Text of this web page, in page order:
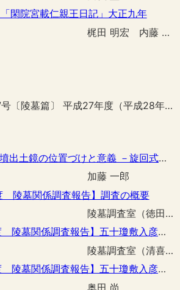
「閑院宮載仁親王日記」大正九年
梶田 明宏 内藤 一成 白政 晶子
『書陵部紀要』第67号〔陵墓篇〕 平成27年度（平成28年3月刊行）
滋賀県垣籠古墳出土鏡の位置づけと意義 －旋回式獣像鏡系の再検討と公文書について－
加藤 一郎
陵墓関係調査報告】調査の概要
陵墓調査室（徳田 誠志）
【平成26年度 陵墓関係調査報告】五十瓊敷入彦命 宇度墓整備工事予定区域の事前調査
陵墓調査室（清喜 裕二 加藤 一郎 横田 真吾）
【平成26年度 陵墓関係調査報告】五十瓊敷入彦命 宇度墓にみられる葺石材について
奥田 尚